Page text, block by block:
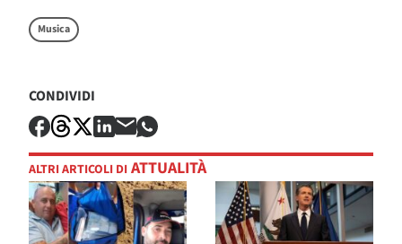
Musica
CONDIVIDI
ALTRI ARTICOLI DI ATTUALITÀ